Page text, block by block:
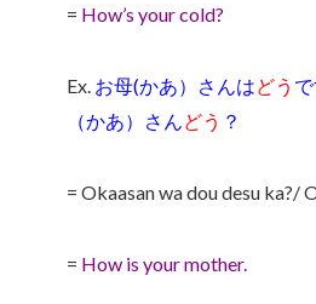
= How’s your cold?
Ex. お母(かあ）さんはどう
（かあ）さん どう ？
= Okaasan wa dou desu ka?/
= How is your mother.